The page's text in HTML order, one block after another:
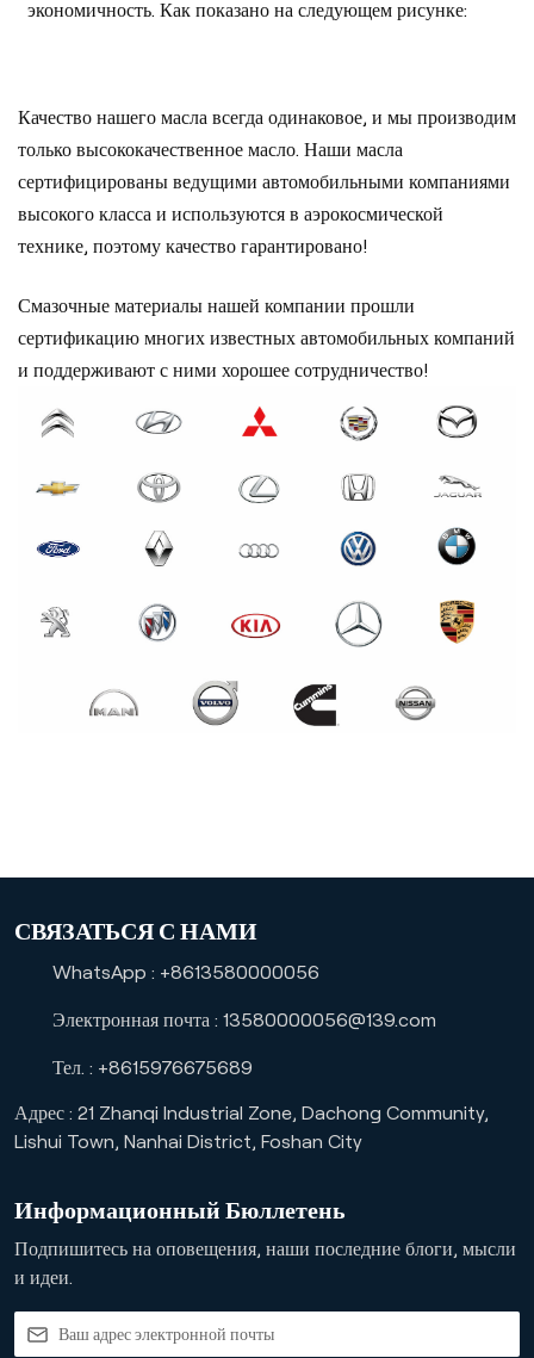
экономичность. Как показано на следующем рисунке:
Качество нашего масла всегда одинаковое, и мы производим
только высококачественное масло. Наши масла
сертифицированы ведущими автомобильными компаниями
высокого класса и используются в аэрокосмической
технике, поэтому качество гарантировано!
Смазочные материалы нашей компании прошли
сертификацию многих известных автомобильных компаний
и поддерживают с ними хорошее сотрудничество!
СВЯЗАТЬСЯ С НАМИ
WhatsApp : +8613580000056
Электронная почта : 13580000056@139.com
Тел. : +8615976675689
Адрес : 21 Zhanqi Industrial Zone, Dachong Community,
Lishui Town, Nanhai District, Foshan City
Информационный Бюллетень
Подпишитесь на оповещения, наши последние блоги, мысли
и идеи.